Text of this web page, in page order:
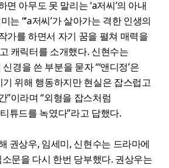
면 아무도 못 말리는 ‘a저씨’의 아내
는 “‘a저씨’가 살아가는 격한 인생의
가를 하면서 자기 꿈을 펼쳐 매력을
캐릭터를 소개했다. 신현수는
신경을 쓴 부분을 묻자 “‘앤디정’은
위해 행동하지만 현실은 잡스럽고
”이라며 “외형을 잡스처럼
튜드를 녹였다”라고 답했다.
권상우, 임세미, 신현수는 드라마에
문을 다시 한번 당부했다. 권상우는